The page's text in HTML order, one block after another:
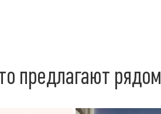
предлагают рядом